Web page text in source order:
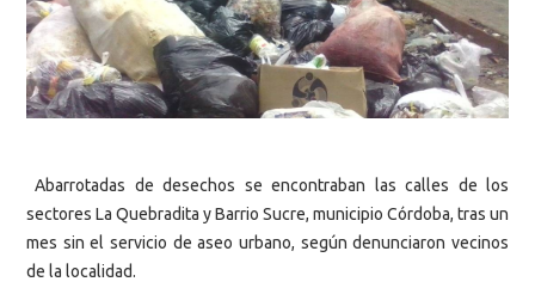
Abarrotadas de desechos se encontraban las calles de los
sectores La Quebradita y Barrio Sucre, municipio Córdoba, tras un
mes sin el servicio de aseo urbano, según denunciaron vecinos
de la localidad.